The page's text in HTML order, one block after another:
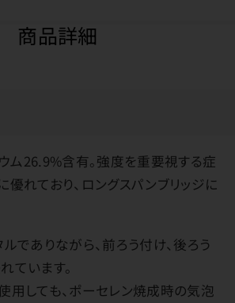
商品詳細
26.9%含有。強度を重要視する症
優れており、ロングスパンブリッジに
でありながら、前ろう付け、後ろう
ています。
用しても、ポーセレン焼成時の気泡